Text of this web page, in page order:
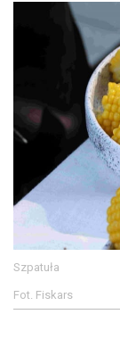
Szpatuła
Fot. Fiskars